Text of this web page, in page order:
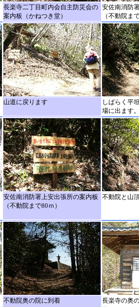
長楽寺二丁目町内会自主防災会の
案内板（かねつき堂）
安佐南消防
（不動院ま
山道に戻ります
しばらく平
場に出ます。
安佐南消防署上安出張所の案内板
（不動院まで80ｍ）
不動院と山
不動院奥の院に到着
長楽寺の奥